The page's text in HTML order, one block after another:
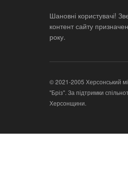
Шановні користувачі!
контент сайту
року.
© 2021-2005 Херсонський
"Бріз". За підтримки
Херсонщини.